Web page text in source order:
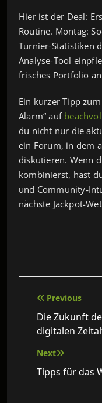
Hier ist der Deal:
Routine. Montag:
Turnier-Statistiken
Analyse-Tool
frisches Portfolio
Ein kurzer Tipp
Alarm“ auf
du nicht nur die
ein Forum, in dem
diskutieren. Wenn
kombinierst, hast
und
nächste Jackpot-
Previous
Die Zukunft
digitalen
Next
Tipps für das